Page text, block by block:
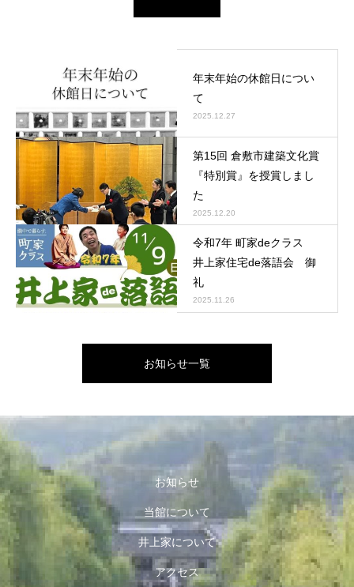
年末年始の休館日につい
て
2025.12.27
第15回 倉敷市建築文化賞
『特別賞』を授賞しまし
た
2025.12.20
令和7年 町家deクラス
井上家住宅de落語会 御
礼
2025.11.26
お知らせ一覧
お知らせ
当館について
井上家について
アクセス